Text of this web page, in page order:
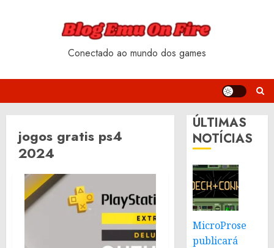
Conectado ao mundo dos games
jogos gratis ps4
2024
ÚLTIMAS
NOTÍCIAS
MicroProse
publicará